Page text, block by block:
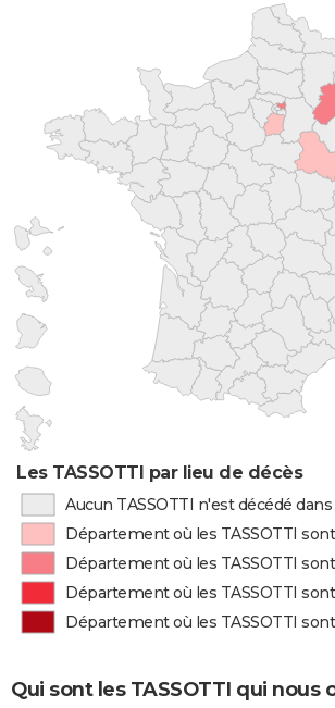
Les TASSOTTI par lieu de décès
Aucun TASSOTTI n'est décédé
Département où les TASSOTTI
Département où les TASSOTTI
Département où les TASSOTTI
Département où les TASSOTTI
Qui sont les TASSOTTI qui nous